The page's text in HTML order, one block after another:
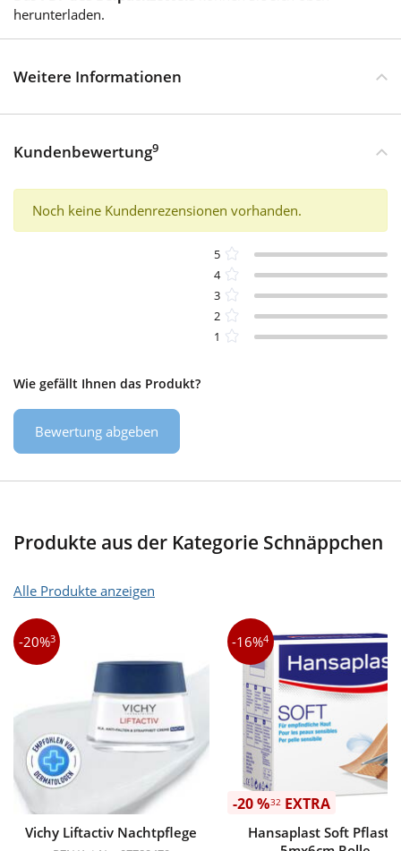
herunterladen.
Weitere Informationen
Kundenbewertung9
Noch keine Kundenrezensionen vorhanden.
5
4
3
2
1
Wie gefällt Ihnen das Produkt?
Bewertung abgeben
Produkte aus der Kategorie Schnäppchen
Alle Produkte anzeigen
-20%3
Vichy Liftactiv Nachtpflege
-16%4
-20 %32EXTRA
Hansaplast Soft